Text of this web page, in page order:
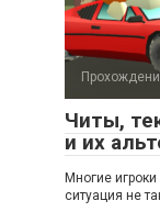
Читы,
и их
Многие
ситуация не